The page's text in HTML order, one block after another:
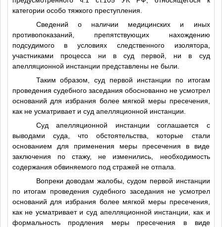
категории особо тяжкого преступления.
Сведений о наличии медицинских и иных
противопоказаний, препятствующих нахождению
подсудимого в условиях следственного изолятора,
участниками процесса ни в суд первой, ни в суд
апелляционной инстанции представлены не были.
Таким образом, суд первой инстанции по итогам
проведения судебного заседания обоснованно не усмотрел
оснований для избрания более мягкой меры пресечения,
как не усматривает и суд апелляционной инстанции.
Суд апелляционной инстанции соглашается с
выводами суда, что обстоятельства, которые стали
основанием для применения меры пресечения в виде
заключения по стажу, не изменились, необходимость
содержания обвиняемого под стражей не отпала.
Вопреки доводам жалобы, судом первой инстанции
по итогам проведения судебного заседания не усмотрел
оснований для избрания более мягкой меры пресечения,
как не усматривает и суд апелляционной инстанции, как и
формальность продления меры пресечения в виде